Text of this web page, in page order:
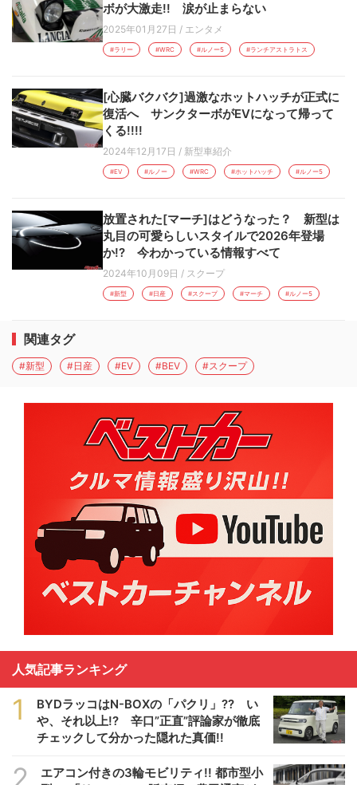
ボが大激走!! 涙が止まらない
2025年01月27日 / エンタメ
#ラリー #WRC #ルノー5 #ランチアストラトス
[心臓バクバク]過激なホットハッチが正式に
復活へ サンクターボがEVになって帰って
くる!!!!
2024年12月17日 / 新型車紹介
#EV #ルノー #WRC #ホットハッチ #ルノー5
放置された[マーチ]はどうなった？ 新型は
丸目の可愛らしいスタイルで2026年登場
か!? 今わかっている情報すべて
2024年10月09日 / スクープ
#新型 #日産 #スクープ #マーチ #ルノー5
関連タグ
#新型 #日産 #EV #BEV #スクープ
人気記事ランキング
1
BYDラッコはN-BOXの「パクリ」?? い
や、それ以上!? 辛口”正直”評論家が徹底
チェックして分かった隠れた真価!!
2
エアコン付きの3輪モビリティ!! 都市型小